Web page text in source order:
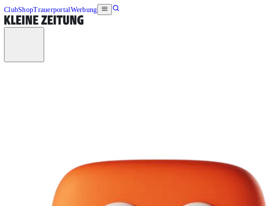
ClubShopTrauerportalWerbung